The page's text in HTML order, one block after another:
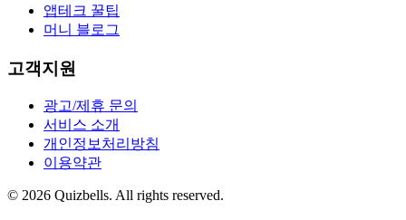
앱테크 꿀팁
머니 블로그
고객지원
광고/제휴 문의
서비스 소개
개인정보처리방침
이용약관
© 2026 Quizbells. All rights reserved.